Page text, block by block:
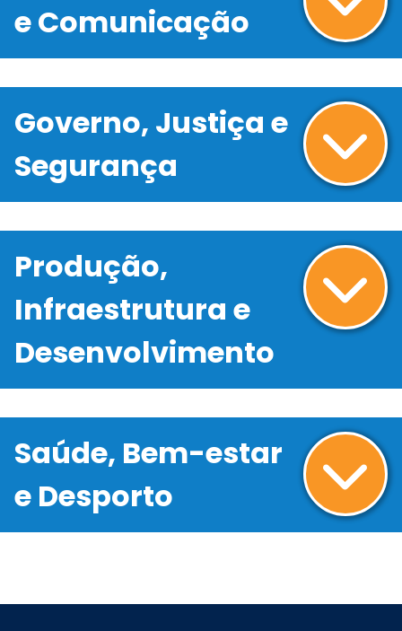
e Comunicação
Governo, Justiça e
Segurança
Produção,
Infraestrutura e
Desenvolvimento
Saúde, Bem-estar
e Desporto